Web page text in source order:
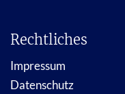
Rechtliches
Impressum
Datenschutz